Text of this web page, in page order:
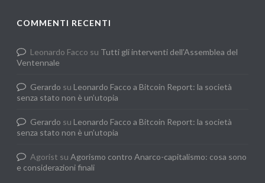
COMMENTI RECENTI
Leonardo Facco su Tutti gli interventi dell’Assemblea del
Ventennale
Gerardo su Leonardo Facco a Bitcoin Report: la società
senza stato non è un’utopia
Gerardo su Leonardo Facco a Bitcoin Report: la società
senza stato non è un’utopia
Agorist suAgorismo contro Anarco-capitalismo: cosa sono
e considerazioni finali